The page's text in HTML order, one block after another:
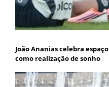
João Ananias celebra
como realização de sonho